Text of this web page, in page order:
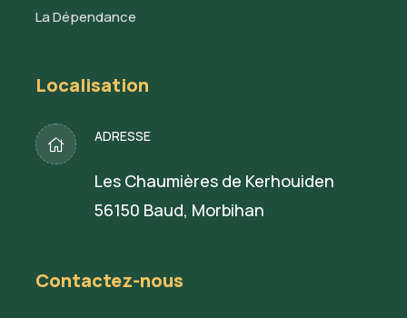
La Dépendance
Localisation
ADRESSE
Les Chaumières de Kerhouiden
56150 Baud, Morbihan
Contactez-nous